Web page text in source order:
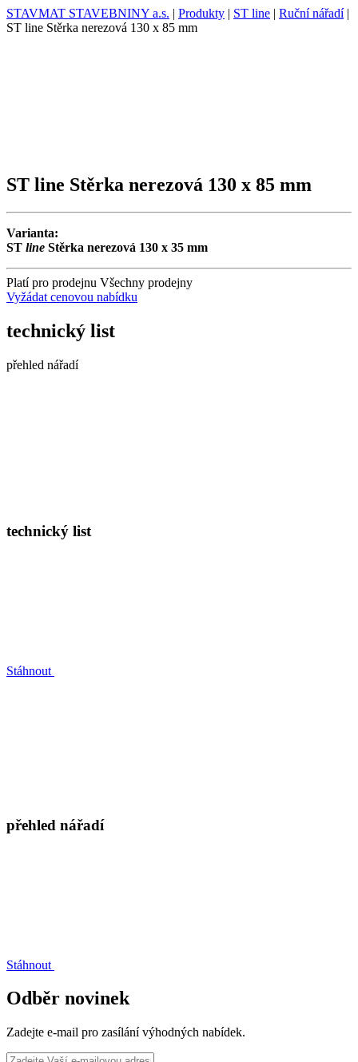
STAVMAT STAVEBNINY a.s. | Produkty | ST line | Ruční nářadí|
ST line Stěrka nerezová 130 x 85 mm
ST line Stěrka nerezová 130 x 85 mm
Varianta:
ST line Stěrka nerezová 130 x 35 mm
Platí pro prodejnu Všechny prodejny
Vyžádat cenovou nabídku
technický list
přehled nářadí
technický list
Stáhnout
přehled nářadí
Stáhnout
Odběr novinek
Zadejte e-mail pro zasílání výhodných nabídek.